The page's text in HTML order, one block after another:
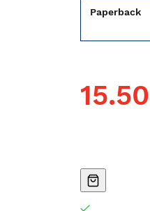
Paperback
15.50